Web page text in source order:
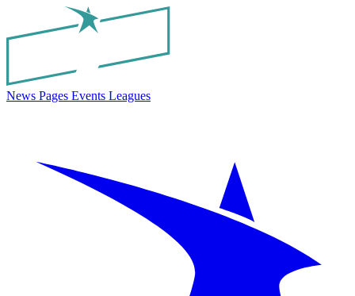
News Pages Events Leagues